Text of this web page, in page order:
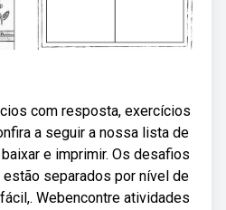
com resposta, exercícios
a seguir a nossa lista de
e imprimir. Os desafios
separados por nível de
Webencontre atividades